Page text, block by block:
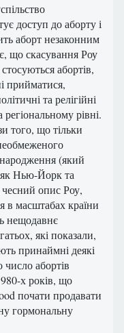
доступ до аборту і
аборт незаконним
що скасування Роу
абортів,
прийматися,
та релігійні
регіональному рівні.
того, що тільки
(який
як Нью-Йорк та
опис Роу,
в масштабах країни
нещодавнє
які показали,
принаймні деякі
абортів
х років, що
почати продавати
гормональну